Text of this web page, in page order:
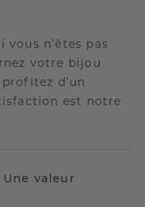
n’êtes pas
votre bijou
d’un
est notre
valeur